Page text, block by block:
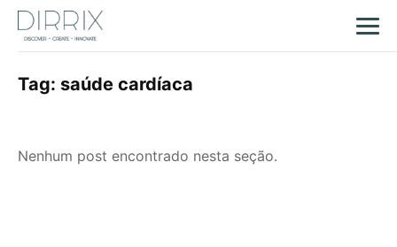
Tag: saúde cardíaca
Nenhum post encontrado nesta seção.